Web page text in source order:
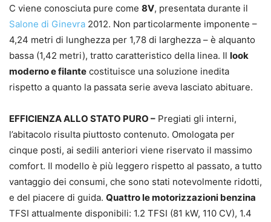
C viene conosciuta pure come 8V, presentata durante il
Salone di Ginevra 2012. Non particolarmente imponente –
4,24 metri di lunghezza per 1,78 di larghezza – è alquanto
bassa (1,42 metri), tratto caratteristico della linea. Il look
moderno e filante costituisce una soluzione inedita
rispetto a quanto la passata serie aveva lasciato abituare.
EFFICIENZA ALLO STATO PURO – Pregiati gli interni,
l’abitacolo risulta piuttosto contenuto. Omologata per
cinque posti, ai sedili anteriori viene riservato il massimo
comfort. Il modello è più leggero rispetto al passato, a tutto
vantaggio dei consumi, che sono stati notevolmente ridotti,
e del piacere di guida. Quattro le motorizzazioni benzina
TFSI attualmente disponibili: 1.2 TFSI (81 kW, 110 CV), 1.4